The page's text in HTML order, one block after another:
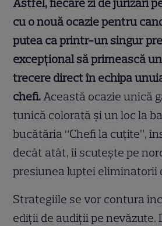
Astfel, fiecare zi de jurizări
cu o nouă ocazie pentru
putea ca printr-un singur
excepțional săprimească
trecere direct în echipa
chefi.Această ocazie unică
tunică colorată și un loc la
bucătăria “Chefi la cuțite”,
decât atât, îi scutește pe
presiunea luptei eliminatorii
Strategiile se vor contura
ediții de audiții pe nevăzute.